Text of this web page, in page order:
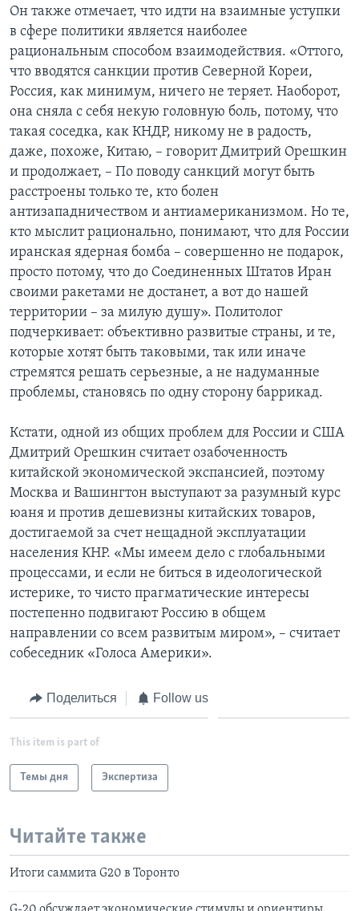
Он также отмечает, что идти на взаимные уступки
в сфере политики является наиболее
рациональным способом взаимодействия. «Оттого,
что вводятся санкции против Северной Кореи,
Россия, как минимум, ничего не теряет. Наоборот,
она сняла с себя некую головную боль, потому, что
такая соседка, как КНДР, никому не в радость,
даже, похоже, Китаю, – говорит Дмитрий Орешкин
и продолжает, – По поводу санкций могут быть
расстроены только те, кто болен
антизападничеством и антиамериканизмом. Но те,
кто мыслит рационально, понимают, что для России
иранская ядерная бомба – совершенно не подарок,
просто потому, что до Соединенных Штатов Иран
своими ракетами не достанет, а вот до нашей
территории – за милую душу». Политолог
подчеркивает: объективно развитые страны, и те,
которые хотят быть таковыми, так или иначе
стремятся решать серьезные, а не надуманные
проблемы, становясь по одну сторону баррикад.
Кстати, одной из общих проблем для России и США
Дмитрий Орешкин считает озабоченность
китайской экономической экспансией, поэтому
Москва и Вашингтон выступают за разумный курс
юаня и против дешевизны китайских товаров,
достигаемой за счет нещадной эксплуатации
населения КНР. «Мы имеем дело с глобальными
процессами, и если не биться в идеологической
истерике, то чисто прагматические интересы
постепенно подвигают Россию в общем
направлении со всем развитым миром», – считает
собеседник «Голоса Америки».
Поделиться Follow us
This item is part of
Темы дня Экспертиза
Читайте также
Итоги саммита G20 в Торонто